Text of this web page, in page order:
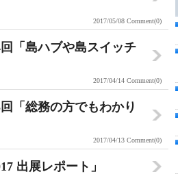
2017/05/08 Comment(0)
「島ハブや島スイッチ
2017/04/14 Comment(0)
「総務の方でもわかり
2017/04/13 Comment(0)
出展レポート」